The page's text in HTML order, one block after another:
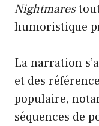
Nightmares
humoristique
La narration
et des
populaire,
séquences de